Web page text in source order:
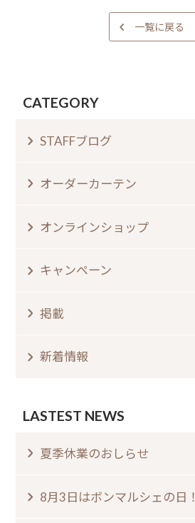
一覧に戻る
CATEGORY
STAFFブログ
オーダーカーテン
オンラインショップ
キャンペーン
掲載
新着情報
LASTEST NEWS
夏季休業のおしらせ⁠
8月3日はボンマルシェの日⁠！⁠ ⁠